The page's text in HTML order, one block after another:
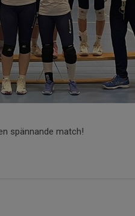
spännande match!